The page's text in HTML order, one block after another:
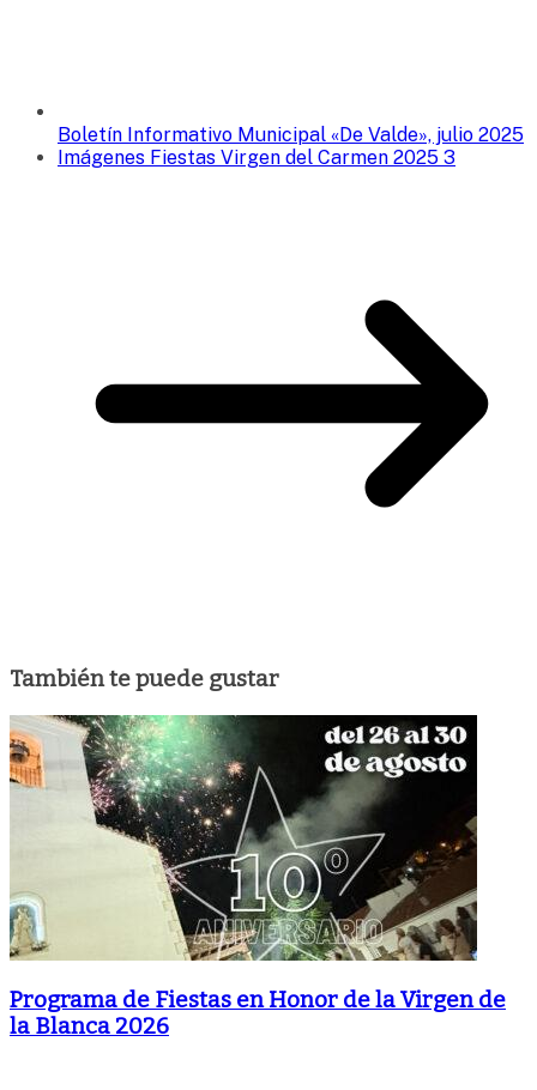
Boletín Informativo Municipal «De Valde», julio 2025
Imágenes Fiestas Virgen del Carmen 2025 3
También te puede gustar
Programa de Fiestas en Honor de la Virgen de
la Blanca 2026